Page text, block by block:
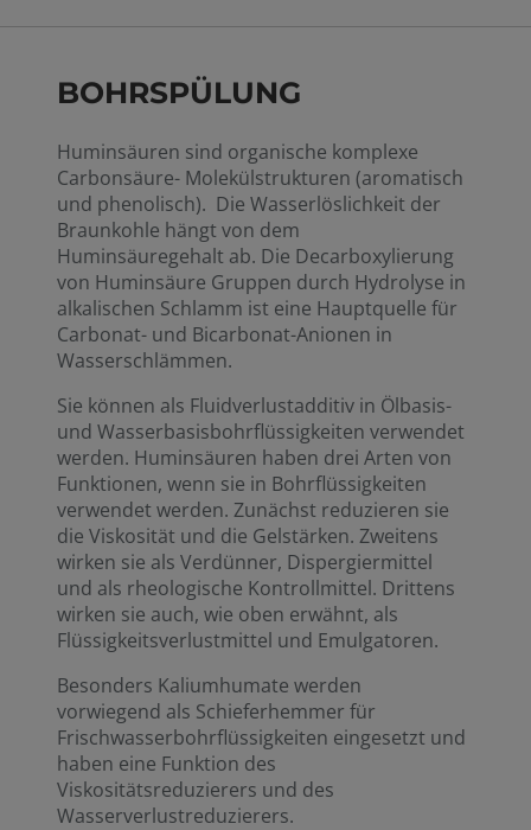
BOHRSPÜLUNG
Huminsäuren sind organische komplexe
Carbonsäure- Molekülstrukturen (aromatisch
und phenolisch). Die Wasserlöslichkeit der
Braunkohle hängt von dem
Huminsäuregehalt ab. Die Decarboxylierung
von Huminsäure Gruppen durch Hydrolyse in
alkalischen Schlamm ist eine Hauptquelle für
Carbonat- und Bicarbonat-Anionen in
Wasserschlämmen.
Sie können als Fluidverlustadditiv in Ölbasis-
und Wasserbasisbohrflüssigkeiten verwendet
werden. Huminsäuren haben drei Arten von
Funktionen, wenn sie in Bohrflüssigkeiten
verwendet werden. Zunächst reduzieren sie
die Viskosität und die Gelstärken. Zweitens
wirken sie als Verdünner, Dispergiermittel
und als rheologische Kontrollmittel. Drittens
wirken sie auch, wie oben erwähnt, als
Flüssigkeitsverlustmittel und Emulgatoren.
Besonders Kaliumhumate werden
vorwiegend als Schieferhemmer für
Frischwasserbohrflüssigkeiten eingesetzt und
haben eine Funktion des
Viskositätsreduzierers und des
Wasserverlustreduzierers.